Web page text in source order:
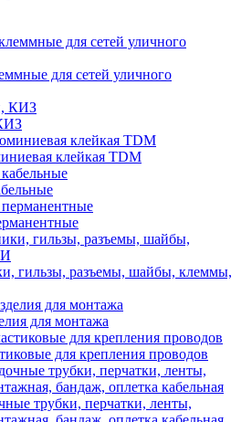
для сетей уличного
клейкая TDM
гильзы, разъемы, шайбы, клеммы,
для монтажа
для крепления проводов
трубки, перчатки, ленты,